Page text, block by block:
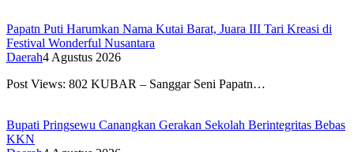
Papatn Puti Harumkan Nama Kutai Barat, Juara III Tari Kreasi di
Festival Wonderful Nusantara
Daerah4 Agustus 2026
Post Views: 802 KUBAR – Sanggar Seni Papatn…
Bupati Pringsewu Canangkan Gerakan Sekolah Berintegritas Bebas
KKN